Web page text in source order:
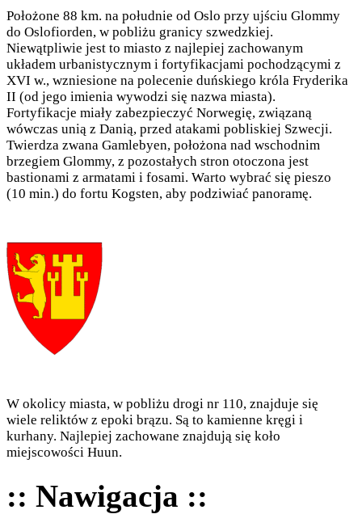
Położone 88 km. na południe od Oslo przy ujściu Glommy
do Oslofiorden, w pobliżu granicy szwedzkiej.
Niewątpliwie jest to miasto z najlepiej zachowanym
układem urbanistycznym i fortyfikacjami pochodzącymi z
XVI w., wzniesione na polecenie duńskiego króla Fryderika
II (od jego imienia wywodzi się nazwa miasta).
Fortyfikacje miały zabezpieczyć Norwegię, związaną
wówczas unią z Danią, przed atakami pobliskiej Szwecji.
Twierdza zwana Gamlebyen, położona nad wschodnim
brzegiem Glommy, z pozostałych stron otoczona jest
bastionami z armatami i fosami. Warto wybrać się pieszo
(10 min.) do fortu Kogsten, aby podziwiać panoramę.
W okolicy miasta, w pobliżu drogi nr 110, znajduje się
wiele reliktów z epoki brązu. Są to kamienne kręgi i
kurhany. Najlepiej zachowane znajdują się koło
miejscowości Huun.
:: Nawigacja ::